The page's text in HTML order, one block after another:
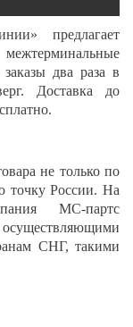
предлагает
два раза в
Доставка до
не только по
точку России. На
МС-партс
СНГ, такими